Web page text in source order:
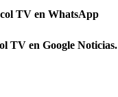
TV en WhatsApp
TV en Google Noticias.